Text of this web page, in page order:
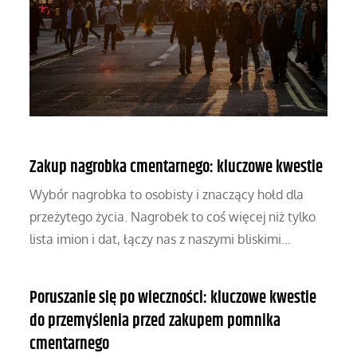
Zakup nagrobka cmentarnego: kluczowe kwestie
Wybór nagrobka to osobisty i znaczący hołd dla
przeżytego życia. Nagrobek to coś więcej niż tylko
lista imion i dat, łączy nas z naszymi bliskimi…
Poruszanie się po wieczności: kluczowe kwestie
do przemyślenia przed zakupem pomnika
cmentarnego